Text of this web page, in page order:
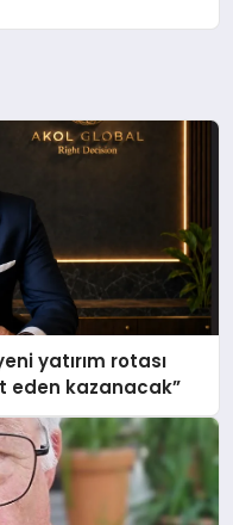
yatırım rotası
eden kazanacak”